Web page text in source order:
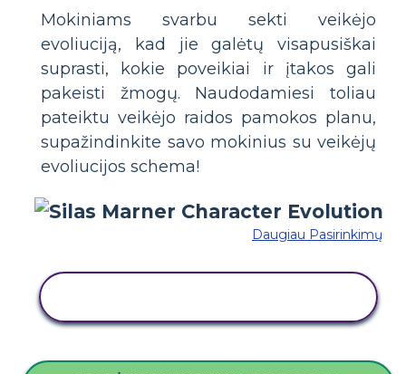
Mokiniams svarbu sekti veikėjo
evoliuciją, kad jie galėtų visapusiškai
suprasti, kokie poveikiai ir įtakos gali
pakeisti žmogų. Naudodamiesi toliau
pateiktu veikėjo raidos pamokos planu,
supažindinkite savo mokinius su veikėjų
evoliucijos schema!
Daugiau Pasirinkimų